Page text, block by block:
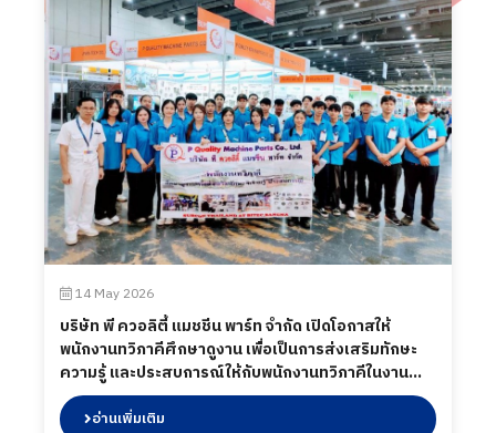
14 May 2026
บริษัท พี ควอลิตี้ แมชชีน พาร์ท จำกัด เปิดโอกาสให้
พนักงานทวิภาคีศึกษาดูงาน เพื่อเป็นการส่งเสริมทักษะ
ความรู้ และประสบการณ์ให้กับพนักงานทวิภาคีในงาน
SUBCON THAILAND 2026 ณ ไบเทค บางนา
กรุงเทพมหานคร วันที่ 14 พฤษภาคม 2569 ที่ผ่านมา
อ่านเพิ่มเติม